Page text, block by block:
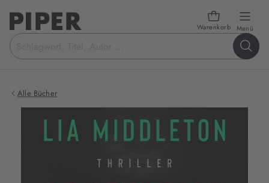
Warenkorb Menü
Suchbegriff
eingeben
Alle Bücher
Produktbilder